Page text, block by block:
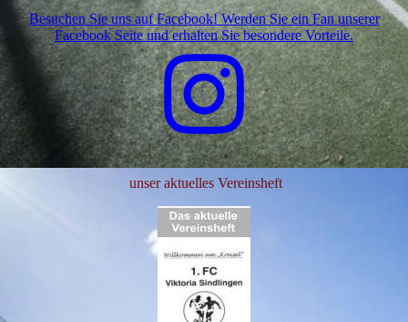
Besuchen Sie uns auf Facebook! Werden Sie ein Fan unserer
Facebook Seite und erhalten Sie besondere Vorteile.
unser aktuelles Vereinsheft